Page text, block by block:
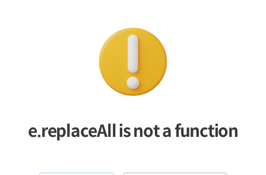
e.replaceAll is not a function